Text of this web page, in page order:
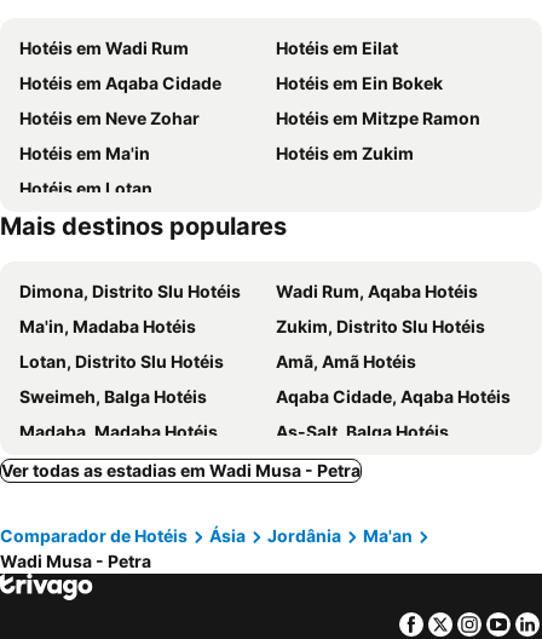
Hotéis em Wadi Rum
Hotéis em Eilat
Hotéis em Aqaba Cidade
Hotéis em Ein Bokek
Hotéis em Neve Zohar
Hotéis em Mitzpe Ramon
Hotéis em Ma'in
Hotéis em Zukim
Hotéis em Lotan
Mais destinos populares
Dimona, Distrito Slu Hotéis
Wadi Rum, Aqaba Hotéis
Ma'in, Madaba Hotéis
Zukim, Distrito Slu Hotéis
Lotan, Distrito Slu Hotéis
Amã, Amã Hotéis
Sweimeh, Balga Hotéis
Aqaba Cidade, Aqaba Hotéis
Madaba, Madaba Hotéis
As-Salt, Balga Hotéis
Ver todas as estadias em Wadi Musa - Petra
Comparador de Hotéis Ásia Jordânia
Ma'an
Wadi Musa - Petra
Facebook
Twitter